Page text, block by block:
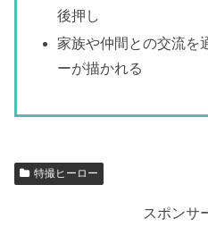
後押し
家族や仲間との交流を
ーが描かれる
特撮ヒーロー
スポンサ